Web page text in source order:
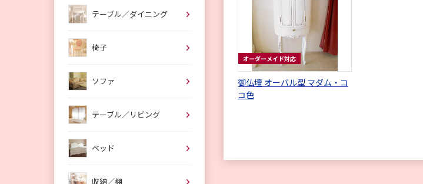
オーダーメイド対応
御仏壇 オーバル型 マダム・コ
コ色
テーブル／ダイニング
椅子
ソファ
テーブル／リビング
ベッド
収納／棚